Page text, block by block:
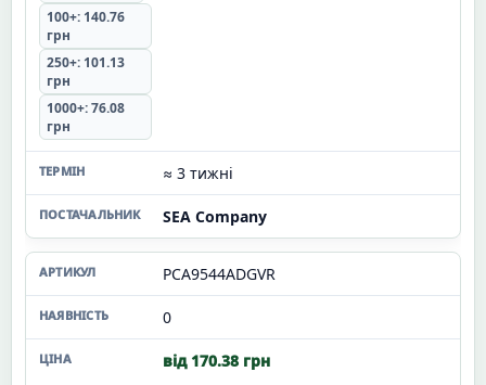
100+: 140.76
грн
250+: 101.13
грн
1000+: 76.08
грн
≈ 3 тижні
SEA Company
PCA9544ADGVR
0
від 170.38 грн